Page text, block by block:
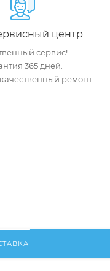
центр
сервис!
365 дней.
ремонт